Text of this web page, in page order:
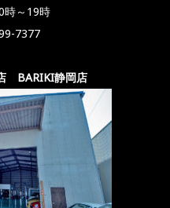
～19時
7377
BARIKI静岡店